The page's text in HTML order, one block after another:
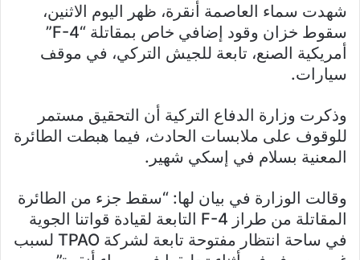
شهدت سماء العاصمة أنقرة، ظهر اليوم الاثنين،
سقوط خزان وقود إضافي خاص بمقاتلة “F-4”
أمريكية الصنع، تابعة للجيش التركي، في موقف
سيارات.
وذكرت وزارة الدفاع التركية أن التحقيق مستمر
للوقوف على ملابسات الحادث، فيما هبطت الطائرة
المعنية بسلام في إسكي شهير.
وقالت الوزارة في بيان لها: “سقط جزء من الطائرة
المقاتلة من طراز F-4 التابعة لقيادة قواتنا الجوية
في ساحة انتظار مفتوحة تابعة لشركة TPAO لسبب